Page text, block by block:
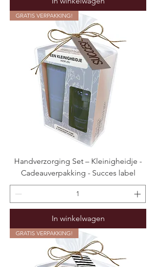
GRATIS VERPAKKING!
Handverzorging Set – Kleinigheidje -
Cadeauverpakking - Succes label
In winkelwagen
GRATIS VERPAKKING!